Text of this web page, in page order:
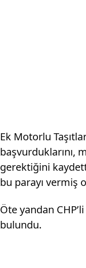
Ek Motorlu
başvurduklarını,
gerektiğini
bu parayı vermiş
Öte yandan
bulundu.